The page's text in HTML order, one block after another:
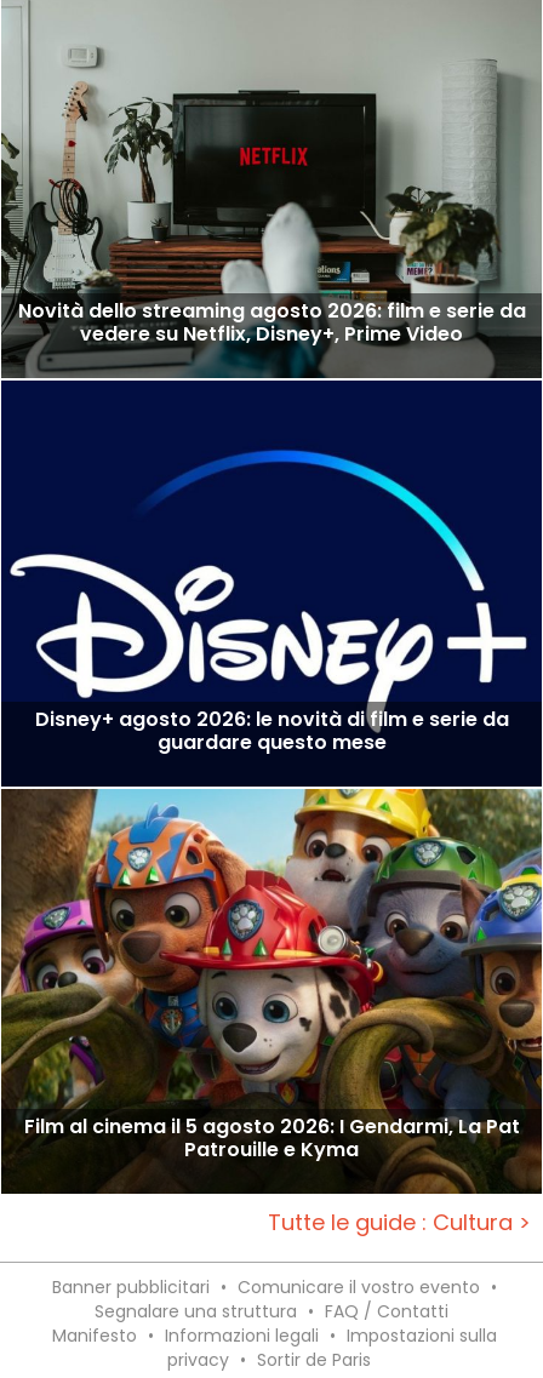
Novità dello streaming agosto 2026: film e serie da
vedere su Netflix, Disney+, Prime Video
Disney+ agosto 2026: le novità di film e serie da
guardare questo mese
Film al cinema il 5 agosto 2026: I Gendarmi, La Pat
Patrouille e Kyma
Tutte le guide : Cultura >
Banner pubblicitari • Comunicare il vostro evento •
Segnalare una struttura • FAQ / Contatti
Manifesto • Informazioni legali • Impostazioni sulla
privacy • Sortir de Paris